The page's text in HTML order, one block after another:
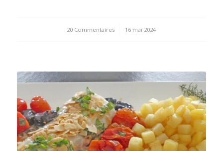
20 Commentaires
/ 16 mai 2024